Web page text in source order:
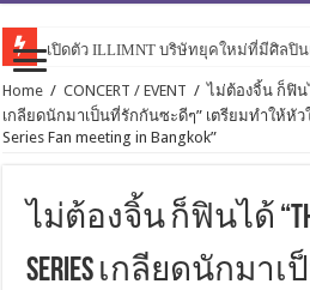
เปิดตัว ILLIMNT บริษัทยุคใหม่ที่มีศิลปิน
Home / CONCERT / EVENT / ไม่ต้องจิ้น ก็ฟิน
เกลียดนักมาเป็นที่รักกันซะดีๆ” เตรียมทำให้หั
Series Fan meeting in Bangkok”
ไม่ต้องจิ้น ก็ฟินได้
Series เกลียดนักมา